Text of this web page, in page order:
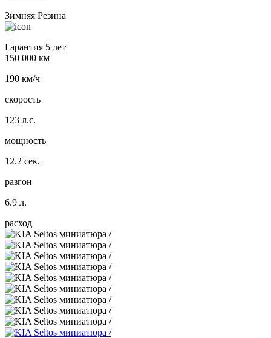
Зимняя Резина
Гарантия 5 лет
150 000 км
190 км/ч
скорость
123 л.с.
мощность
12.2 сек.
разгон
6.9 л.
расход